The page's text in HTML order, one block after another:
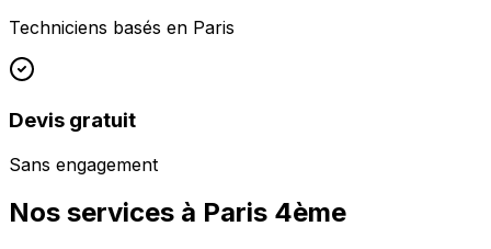
Techniciens basés en Paris
Devis gratuit
Sans engagement
Nos services à Paris 4ème